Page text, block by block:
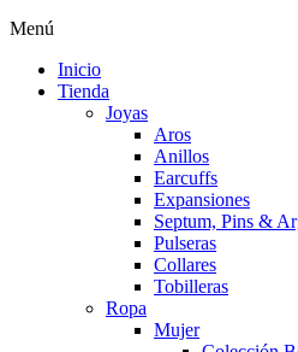
Menú
Inicio
Tienda
Joyas
Aros
Anillos
Earcuffs
Expansiones
Septum, Pins &
Pulseras
Collares
Tobilleras
Ropa
Mujer